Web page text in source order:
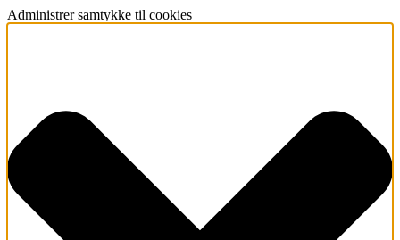
Administrer samtykke til cookies